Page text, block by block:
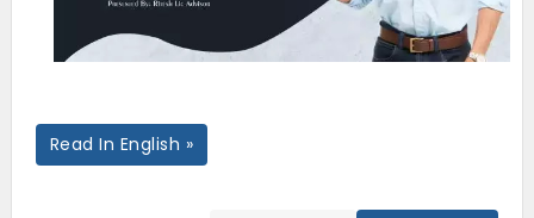
Read In English »